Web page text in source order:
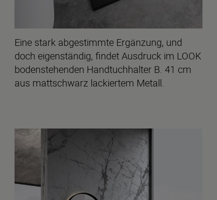
Eine stark abgestimmte Ergänzung, und
doch eigenständig, findet Ausdruck im LOOK
bodenstehenden Handtuchhalter B. 41 cm
aus mattschwarz lackiertem Metall.